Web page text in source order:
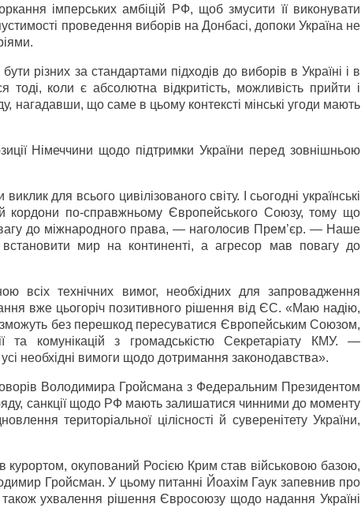
імперських амбіцій РФ, щоб змусити її виконувати
проведення виборів на Донбасі, допоки Україна не
різних за стандартами підходів до виборів в Україні і в
коли є абсолютна відкритість, можливість прийти і
нагадавши, що саме в цьому контексті мінські угоди мають
Німеччини щодо підтримки України перед зовнішньою
для всього цивілізованого світу. І сьогодні українські
й кордони по-справжньому Європейського Союзу, тому що
до міжнародного права, — наголосив Прем’єр. — Наше
мир на континенті, а агресор мав повагу до
всіх технічних вимог, необхідних для запровадження
вже цьогоріч позитивного рішення від ЄС. «Маю надію,
без перешкод пересуватися Європейським Союзом,
комунікацій з громадськістю Секретаріату КМУ. —
необхідні вимоги щодо дотримання законодавства».
Володимира Гройсмана з Федеральним Президентом
санкції щодо РФ мають залишатися чинними до моменту
територіальної цілісності й суверенітету України,
курортом, окупований Росією Крим став військовою базою,
Гройсман. У цьому питанні Йоахім Гаук запевнив про
також ухвалення рішення Євросоюзу щодо надання Україні